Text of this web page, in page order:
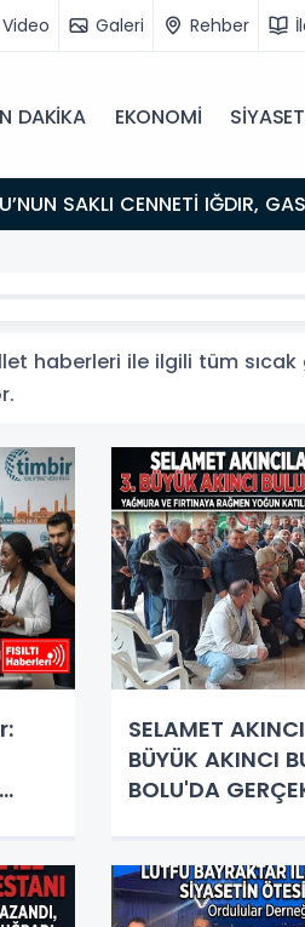
Video Galeri Rehber
DAKİKA EKONOMİ SİYASET
haberleri ile ilgili tüm
SELAMET
BÜYÜK AKINCI
BOLU'DA